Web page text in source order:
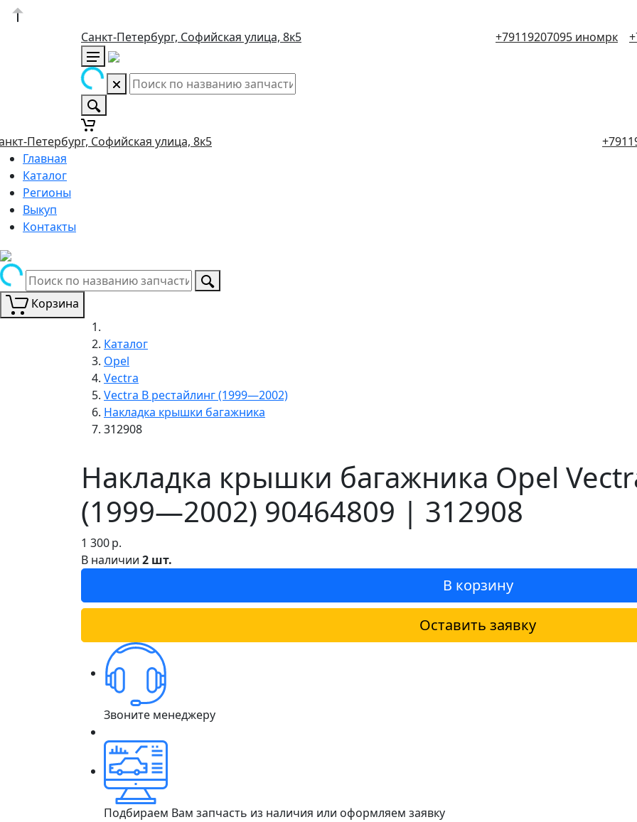
Санкт-Петербург, Софийская улица, 8к5 +79119207095 иномрк
Петербург, Софийская улица, 8к5
Главная
Каталог
Регионы
Выкуп
Контакты
Корзина
Каталог
Opel
Vectra
Vectra B рестайлинг (1999—2002)
Накладка крышки багажника
312908
Накладка крышки багажника Opel
(1999—2002) 90464809 | 312908
1 300р.
В наличии 2 шт.
В корзину
Оставить заявку
Звоните менеджеру
Подбираем Вам запчасть из наличия или оформляем заявку